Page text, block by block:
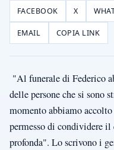
FACEBOOK X
EMAIL COPIA LINK
"Al funerale di Federico
delle persone che si sono
momento abbiamo
permesso di condividere
profonda". Lo scrivono i